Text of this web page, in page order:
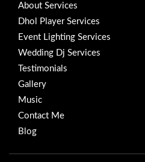
About Services
Dhol Player Services
Event Lighting Services
Wedding Dj Services
Testimonials
Gallery
Music
Contact Me
Blog